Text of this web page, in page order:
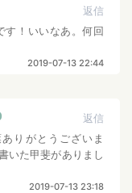
返信
す！いいなあ。何回
2019-07-13 22:44
返信
りがとうございま
いた甲斐がありまし
2019-07-13 23:18